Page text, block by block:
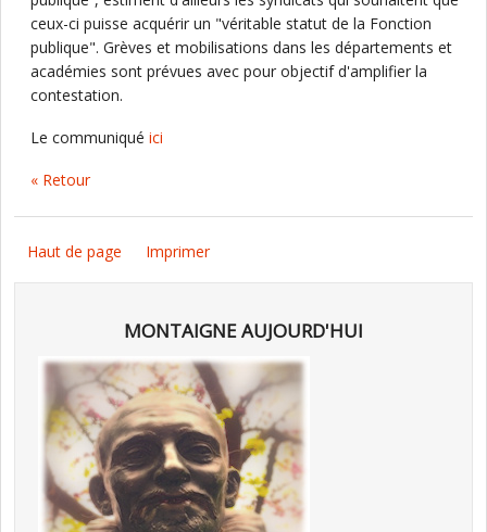
ceux-ci puisse acquérir un "véritable statut de la Fonction
publique". Grèves et mobilisations dans les départements et
académies sont prévues avec pour objectif d'amplifier la
contestation.
Le communiqué ici
« Retour
Haut de page Imprimer
MONTAIGNE AUJOURD'HUI